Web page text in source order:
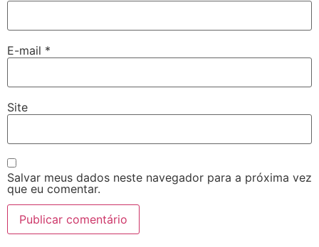
E-mail *
Site
Salvar meus dados neste navegador para a próxima vez
que eu comentar.